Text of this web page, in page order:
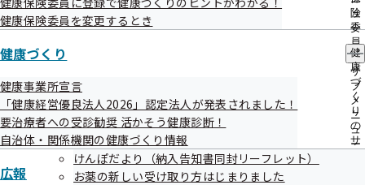
ュ
ー
険
委
員
の
サ
ブ
メ
ニ
ュ
ー
健康保険委員を変更するとき
健康づくり
健
康
づ
く
り
の
サ
健康事業所宣言
「健康経営優良法人2026」認定法人が発表されました！
要治療者への受診勧奨 活かそう健康診断！
自治体・関係機関の健康づくり情報
広報
けんぽだより（納入告知書同封リーフレット）
お薬の新しい受け取り方はじまりました
日時
令和6年1月17日（水曜日）9：30～11：30
場所
全国健康保険協会 三重支部 6階会議室（三重県津市栄町
4-255 津栄町三交ビル）